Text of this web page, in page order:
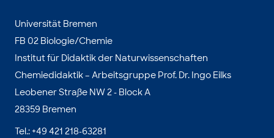
Universität Bremen
FB 02 Biologie/Chemie
Institut für Didaktik der Naturwissenschaften
Chemiedidaktik – Arbeitsgruppe Prof. Dr. Ingo Eilks
Leobener Straße NW 2 - Block A
28359 Bremen
Tel.: +49 421 218-63281